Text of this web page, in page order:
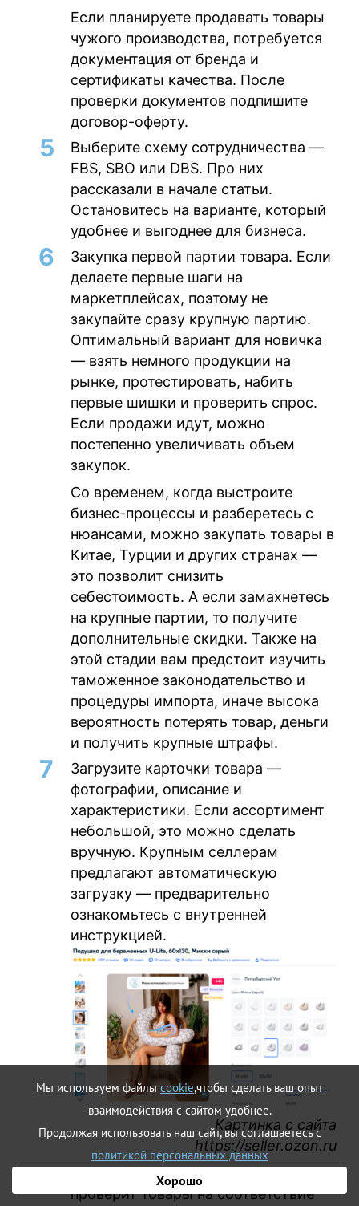
Если планируете продавать товары
чужого производства, потребуется
документация от бренда и
сертификаты качества. После
проверки документов подпишите
договор-оферту.
Выберите схему сотрудничества —
FBS, SBO или DBS. Про них
рассказали в начале статьи.
Остановитесь на варианте, который
удобнее и выгоднее для бизнеса.
Закупка первой партии товара. Если
делаете первые шаги на
маркетплейсах, поэтому не
закупайте сразу крупную партию.
Оптимальный вариант для новичка
— взять немного продукции на
рынке, протестировать, набить
первые шишки и проверить спрос.
Если продажи идут, можно
постепенно увеличивать объем
закупок.
Со временем, когда выстроите
бизнес-процессы и разберетесь с
нюансами, можно закупать товары в
Китае, Турции и других странах —
это позволит снизить
себестоимость. А если замахнетесь
на крупные партии, то получите
дополнительные скидки. Также на
этой стадии вам предстоит изучить
таможенное законодательство и
процедуры импорта, иначе высока
вероятность потерять товар, деньги
и получить крупные штрафы.
Загрузите карточки товара —
фотографии, описание и
характеристики. Если ассортимент
небольшой, это можно сделать
вручную. Крупным селлерам
предлагают автоматическую
загрузку — предварительно
ознакомьтесь с внутренней
инструкцией.
Картинка с сайта
https://seller.ozon.ru
Маркетплейс за несколько дней
проверит товары на соответствие
Мы используем файлы cookie,чтобы сделать ваш опыт
взаимодействия с сайтом удобнее.
Продолжая использовать наш сайт, вы соглашаетесь с
политикой персональных данных
Хорошо